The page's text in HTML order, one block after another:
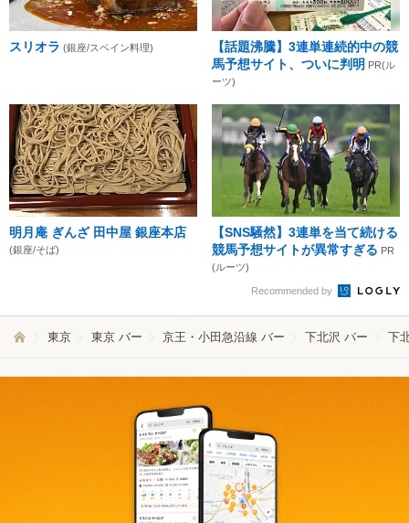
スリオラ (銀座/スペイン料理)
【話題沸騰】3連単連続的中の競
馬予想サイト、ついに判明 PR(ル
ーツ)
明月庵 ぎんざ 田中屋 銀座本店
(銀座/そば)
【SNS騒然】3連単を当て続ける
競馬予想サイトが異常すぎる PR
(ルーツ)
Recommended by
東京 東京 バー 京王・小田急沿線 バー 下北沢 バー 下